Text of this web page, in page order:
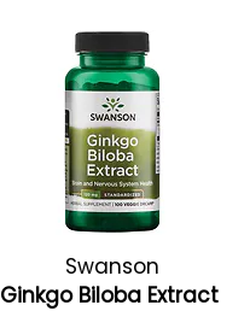
Swanson
Ginkgo Biloba Extract